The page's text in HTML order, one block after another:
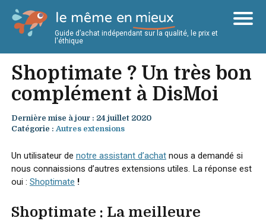
Guide d’achat indépendant sur la qualité, le prix et
l'éthique
Shoptimate ? Un très bon
complément à DisMoi
Dernière mise à jour : 24 juillet 2020
Catégorie :Autres extensions
Un utilisateur de notre assistant d’achatnous a demandé si
nous connaissions d’autres extensions utiles. La réponse est
oui : Shoptimate !
Shoptimate : La meilleure